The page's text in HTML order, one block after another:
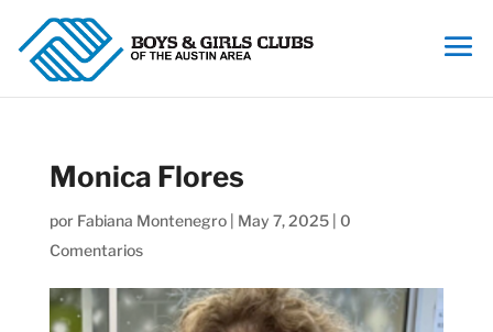
Monica Flores
por Fabiana Montenegro| May 7, 2025| 0
Comentarios